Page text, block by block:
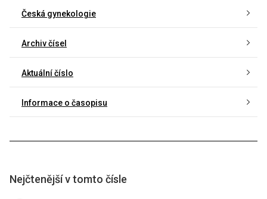
Česká gynekologie
Archiv čísel
Aktuální číslo
Informace o časopisu
Nejčtenější v tomto čísle